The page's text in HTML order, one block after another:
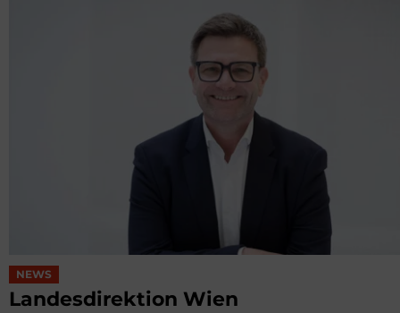
NEWS
Landesdirektion Wien